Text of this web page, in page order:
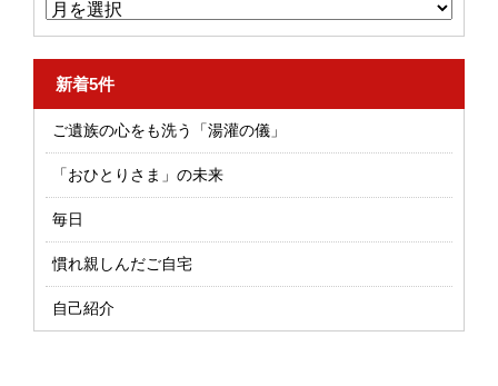
新着5件
ご遺族の心をも洗う「湯灌の儀」
「おひとりさま」の未来
毎日
慣れ親しんだご自宅
自己紹介